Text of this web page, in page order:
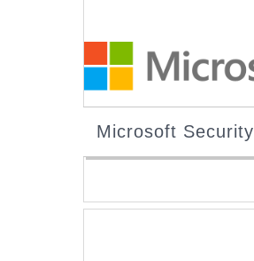
Microsoft Security